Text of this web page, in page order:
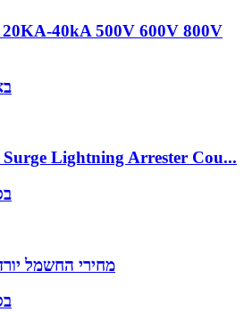
40kA 500V 600V 800V
Lightning Arrester Cou...
מחירי החשמל